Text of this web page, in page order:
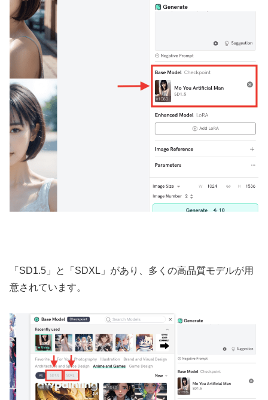
「SD1.5」と「SDXL」があり、多くの高品質モデルが用
意されています。